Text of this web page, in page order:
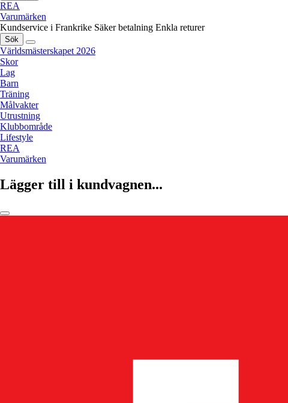
REA
Varumärken
Kundservice i Frankrike Säker betalning Enkla returer
Sök
Världsmästerskapet 2026
Skor
Lag
Barn
Träning
Målvakter
Utrustning
Klubbområde
Lifestyle
REA
Varumärken
Lägger till i kundvagnen...